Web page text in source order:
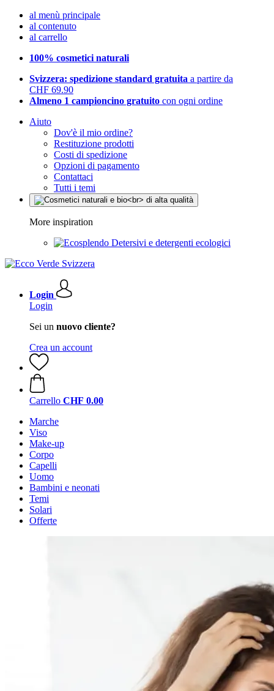
al menù principale
al contenuto
al carrello
100% cosmetici naturali
Svizzera: spedizione standard gratuita a partire da
CHF 69.90
Almeno 1 campioncino gratuito con ogni ordine
Aiuto
Dov'è il mio ordine?
Restituzione prodotti
Costi di spedizione
Opzioni di pagamento
Contattaci
Tutti i temi
More inspiration
Detersivi e detergenti ecologici
Login
Login
Sei un nuovo cliente?
Crea un account
Carrello CHF 0.00
Marche
Viso
Make-up
Corpo
Capelli
Uomo
Bambini e neonati
Temi
Solari
Offerte